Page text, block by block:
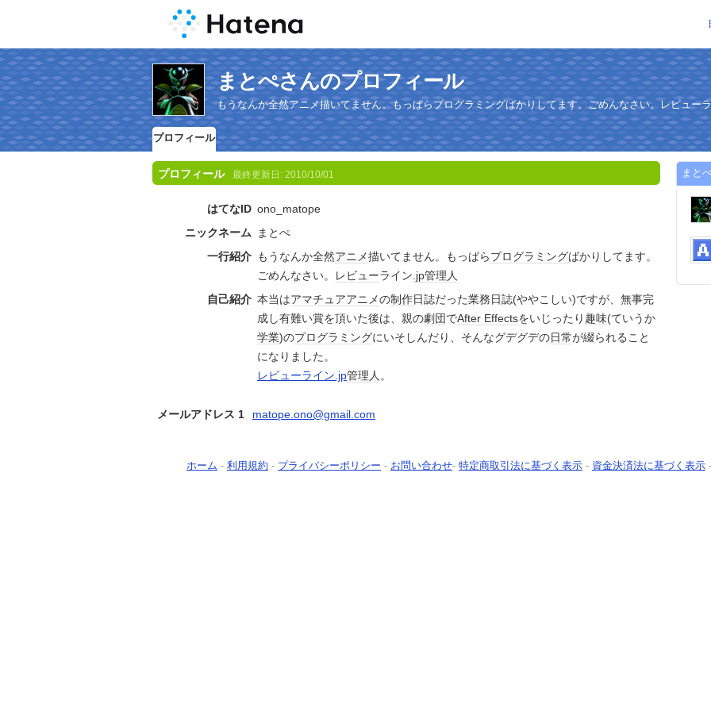
まとぺさんのプロフィール
もうなんか全然アニメ描いてません。もっぱらプログラミングばかりしてます。ごめんなさい。レビュー
プロフィール
プロフィール 最終更新日: 2010/10/01
はてなID ono_matope
ニックネーム まとぺ
一行紹介 もうなんか全然アニメ描いてません。もっぱらプログラミングばかりしてます。
ごめんなさい。
レビューライン.jp管理人
自己紹介 本当はアマチュアアニメの制作日誌だった業務日誌(ややこしい)ですが、無事完
成し有難い賞を頂いた後は、親の劇団でAfter Effectsをいじったり 趣味(ていうか
学業)のプログラミングにいそしんだり、そんなグデグデの日常が綴られること
になりました。
レビューライン.jp管理人。
メールアドレス 1 matope.ono@gmail.com
まと
ホーム - 利用規約 - プライバシーポリシー - お問い合わせ- 特定商取引法に基づく表示 - 資金決済法に基づく表示 -